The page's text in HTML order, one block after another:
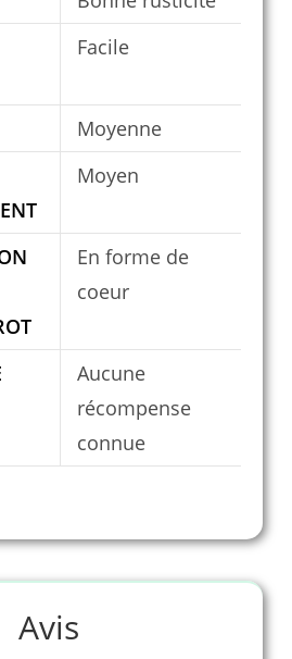
Facile
Moyenne
Moyen
En forme de
coeur
Aucune
récompense
connue
Avis